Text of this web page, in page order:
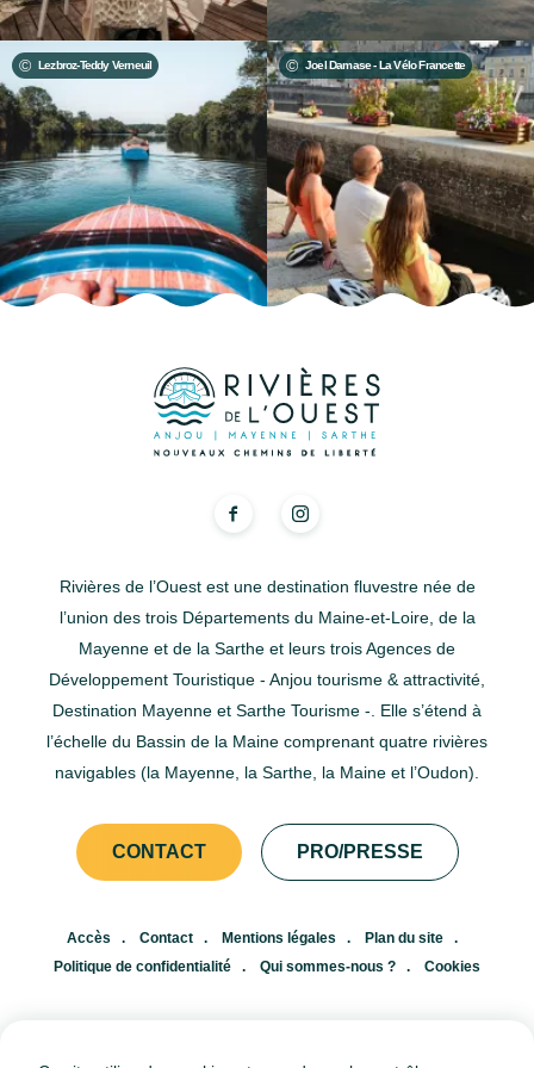
important de connaître le nombre d’heures de navigation
entre deux points afin d’organiser sa journée au mieux.
Durant 4 jours, nous avons navigué de Grez-Neuville à
Château-Gontier en prenant notre temps. Nous avons pu
faire quelques activités terrestres comme le vélo sur la Vélo
Francette ou encore de la calèche à Menil et nous nous
sommes aussi rendus au Refuge de l’Arche.&nbsp;
Lezbroz-Teddy Verneuil Joel Damase - La Vélo Francette
Rivières de l’Ouest est une destination fluvestre née de
l’union des trois Départements du Maine-et-Loire, de la
Mayenne et de la Sarthe et leurs trois Agences de
Développement Touristique - Anjou tourisme & attractivité,
Destination Mayenne et Sarthe Tourisme -. Elle s’étend à
l’échelle du Bassin de la Maine comprenant quatre rivières
navigables (la Mayenne, la Sarthe, la Maine et l’Oudon).
CONTACT PRO/PRESSE
Accès Contact Mentions légales
Plan du site
Politique de confidentialité
Qui sommes-nous ? Cookies